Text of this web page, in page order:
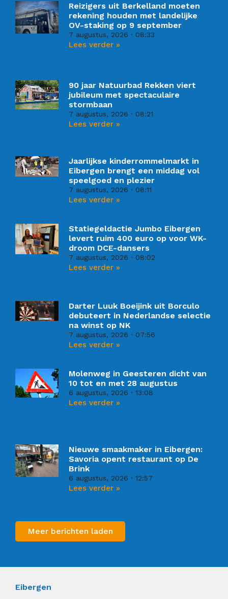
Reizigers uit Berkelland moeten
rekening houden met landelijke
OV-staking op 9 september
7 augustus, 2026 08:33
Lees verder »
90 jaar Natuurbad Rekken viert
jubileum met spectaculaire
stormbaan
7 augustus, 2026 08:21
Lees verder »
Jaarlijkse kinderrommelmarkt in
Eibergen brengt een middag vol
speelgoed en plezier
7 augustus, 2026 08:11
Lees verder »
Statiegeldactie Jumbo Eibergen
levert ruim 400 euro op voor WK-
droom DCE-dansers
7 augustus, 2026 08:02
Lees verder »
Darter Luuk Boeijink uit Borculo
debuteert in Nederlandse selectie
na winst op NK
7 augustus, 2026 07:56
Lees verder »
Molenweg in Geesteren dicht van
10 tot en met 28 augustus
6 augustus, 2026 13:08
Lees verder »
Nieuwe smaakmaker in Eibergen:
Savoria opent restaurant op De
Brink
6 augustus, 2026 12:57
Lees verder »
Meer berichten laden
Eibergen